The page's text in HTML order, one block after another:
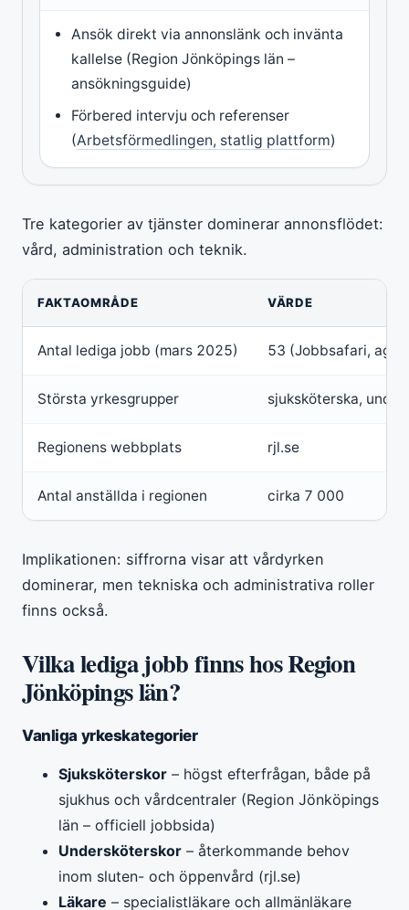
Ansök direkt via annonslänk och invänta
kallelse (Region Jönköpings län –
ansökningsguide)
Förbered intervju och referenser
(Arbetsförmedlingen, statlig plattform)
Tre kategorier av tjänster dominerar annonsflödet:
vård, administration och teknik.
FAKTAOMRÅDE VÄRDE
Antal lediga jobb (mars 2025) 53 (Jobbsafari,
Största yrkesgrupper sjuksköterska,
Regionens webbplats rjl.se
Antal anställda i regionen cirka 7 000
Implikationen: siffrorna visar att vårdyrken
dominerar, men tekniska och administrativa roller
finns också.
Vilka lediga jobb finns hos Region
Jönköpings län?
Vanliga yrkeskategorier
Sjuksköterskor – högst efterfrågan, både på
sjukhus och vårdcentraler (Region Jönköpings
län – officiell jobbsida)
Undersköterskor – återkommande behov
inom sluten- och öppenvård (rjl.se)
Läkare – specialistläkare och allmänläkare